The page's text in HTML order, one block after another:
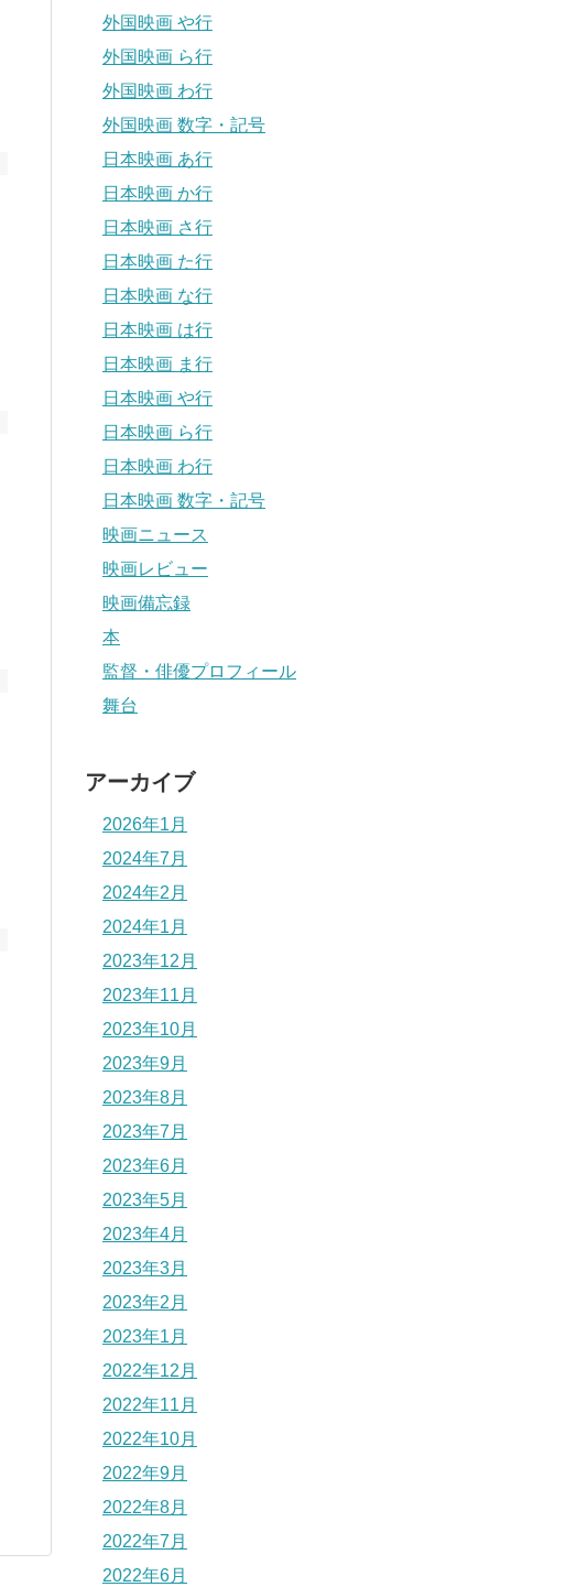
外国映画 や行
外国映画 ら行
外国映画 わ行
外国映画 数字・記号
日本映画 あ行
日本映画 か行
日本映画 さ行
日本映画 た行
日本映画 な行
日本映画 は行
日本映画 ま行
日本映画 や行
日本映画 ら行
日本映画 わ行
日本映画 数字・記号
映画ニュース
映画レビュー
映画備忘録
本
監督・俳優プロフィール
舞台
アーカイブ
2026年1月
2024年7月
2024年2月
2024年1月
2023年12月
2023年11月
2023年10月
2023年9月
2023年8月
2023年7月
2023年6月
2023年5月
2023年4月
2023年3月
2023年2月
2023年1月
2022年12月
2022年11月
2022年10月
2022年9月
2022年8月
2022年7月
2022年6月